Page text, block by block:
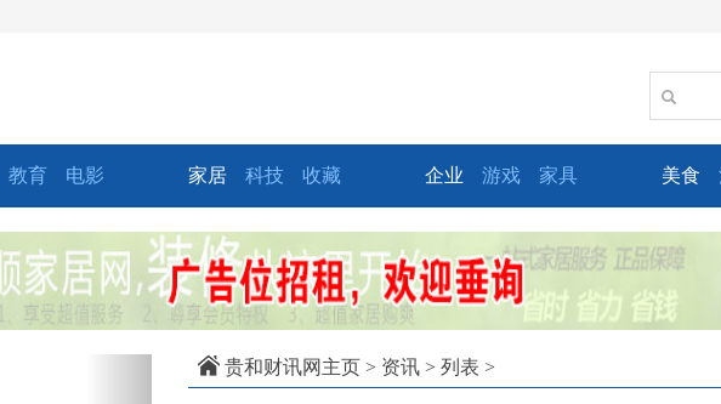
教育 电影 家居 科技 收藏 企业 游戏 家具 美食
贵和财讯网主页 > 资讯 > 列表 >